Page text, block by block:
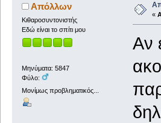
Απόλλων
Κιθαροσυντονιστής
Εδώ είναι το σπίτι μου
Μηνύματα: 5847
Φύλο:
Μονίμως προβληματικός...
«
Aν